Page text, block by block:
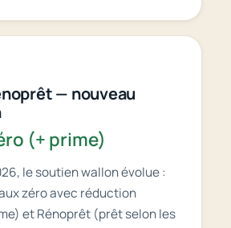
— nouveau
(+ prime)
le soutien wallon évolue :
zéro avec réduction
et Rénoprêt (prêt selon les